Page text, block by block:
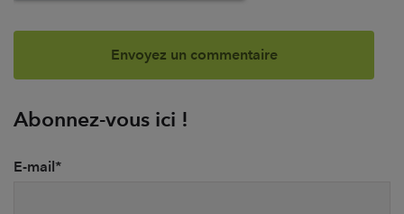
Abonnez-vous ici !
E-mail*